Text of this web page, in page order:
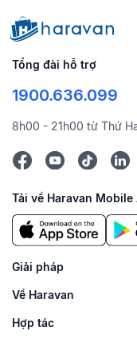
Tổng đài hỗ trợ
1900.636.099
8h00 - 21h00 từ Thứ
Tải về Haravan Mobile
Giải pháp
Về Haravan
Hợp tác